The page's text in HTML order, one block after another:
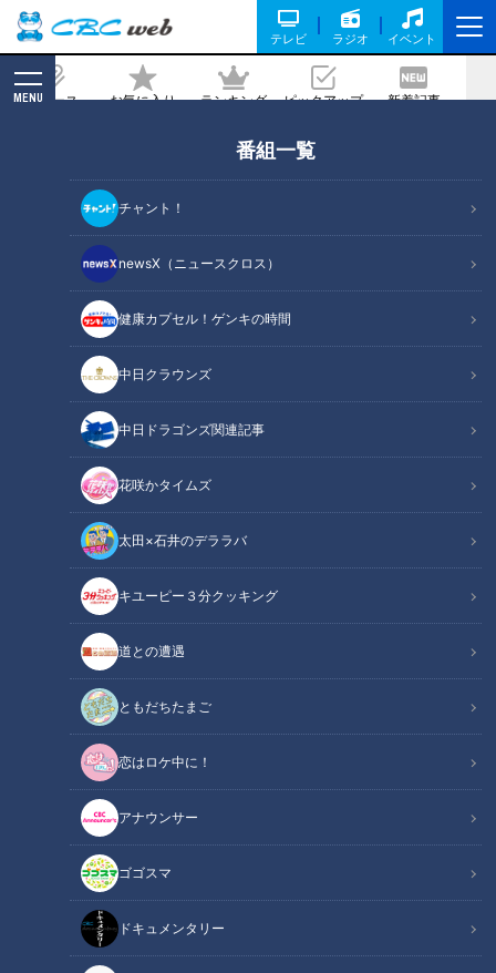
テレビ ラジオ イベント
ニュース お気に入り ランキング ピックアップ 新着記事
MENU
番組一覧
チャント！
newsX（ニュースクロス）
健康カプセル！ゲンキの時間
中日クラウンズ
中日ドラゴンズ関連記事
花咲かタイムズ
太田×石井のデララバ
キユーピー３分クッキング
道との遭遇
ともだちたまご
恋はロケ中に！
アナウンサー
ゴゴスマ
ドキュメンタリー
シェフ直伝 ミックスパエリャの作り方
記事に戻る
誰でも簡単に本場の味！志摩スペイン村シェフ直伝 ミックスパエリャ
この記事の画像
この記事を見たあなたへのおすすめ